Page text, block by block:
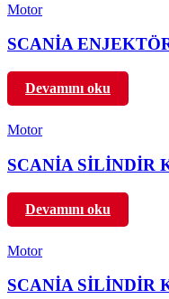
Motor
SCANİA
Devamını oku
Motor
SCANİA SİLİNDİR
Devamını oku
Motor
SCANİA SİLİNDİR